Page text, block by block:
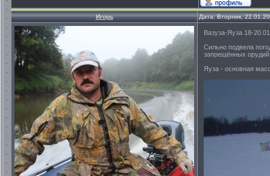
Игорь Дата: Вторник,
Вазуза-Яуза 18-
Сильно подвела
запрещённых
Яуза - основная